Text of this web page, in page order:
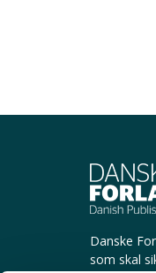
Danske
som skal